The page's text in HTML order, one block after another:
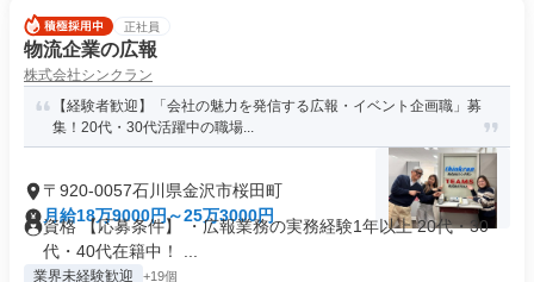
正社員
物流企業の広報
株式会社シンクラン
【経験者歓迎】「会社の魅力を発信する広報・イベント企画職」募
集！20代・30代活躍中の職場...
〒920-0057石川県金沢市桜田町
月給18万9000円～25万3000円
資格 【応募条件】 ・広報業務の実務経験1年以上 20代・30
代・40代在籍中！ ...
業界未経験歓迎 +19個